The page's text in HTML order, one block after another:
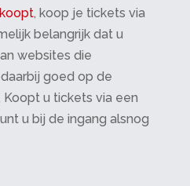
, koop je tickets via
belangrijk dat u
websites die
goed op de
u tickets via een
u bij de ingang alsnog